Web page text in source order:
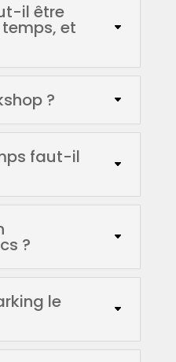
il être
et
?
faut-il
?
le